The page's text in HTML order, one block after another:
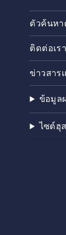
ตัวค้นหา
ติดต่อเรา
ข่าวสาร
ข้อมูล
ไซต์ฮุ